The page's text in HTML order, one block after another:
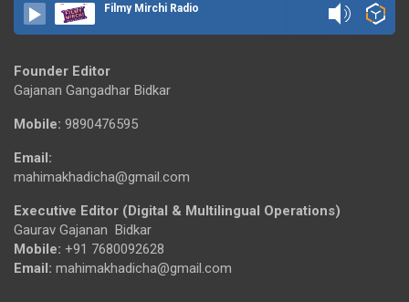
Filmy Mirchi Radio
Founder Editor
Gajanan Gangadhar Bidkar
Mobile: 9890476595
Email:
mahimakhadicha@gmail.com
Executive Editor (Digital & Multilingual Operations)
Gaurav Gajanan Bidkar
Mobile: +91 7680092628
Email: mahimakhadicha@gmail.com